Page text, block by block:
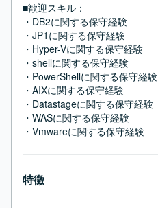
■歓迎スキル：
・DB2に関する保守経験
・JP1に関する保守経験
・Hyper-Vに関する保守経験
・shellに関する保守経験
・PowerShellに関する保守経験
・AIXに関する保守経験
・Datastageに関する保守経験
・WASに関する保守経験
・Vmwareに関する保守経験
特徴